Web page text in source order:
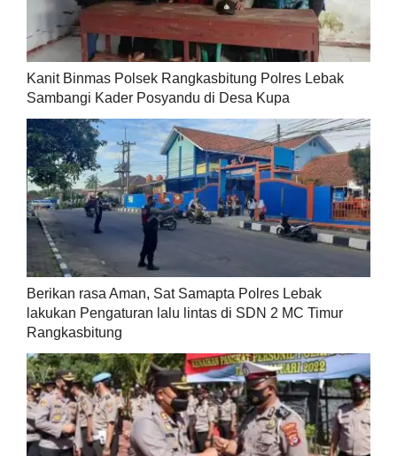
Kanit Binmas Polsek Rangkasbitung Polres Lebak
Sambangi Kader Posyandu di Desa Kupa
Berikan rasa Aman, Sat Samapta Polres Lebak
lakukan Pengaturan lalu lintas di SDN 2 MC Timur
Rangkasbitung